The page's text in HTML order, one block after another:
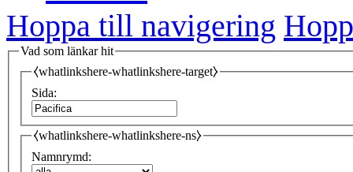
Hoppa till navigering
Vad som länkar hit
⧼whatlinkshere-whatlinkshere-target⧽
Sida:
⧼whatlinkshere-whatlinkshere-ns⧽
Namnrymd: